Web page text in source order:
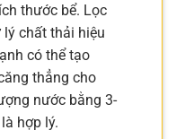
thước bể. Lọc
lý chất thải hiệu
có thể tạo
thẳng cho
nước bằng 3-
hợp lý.